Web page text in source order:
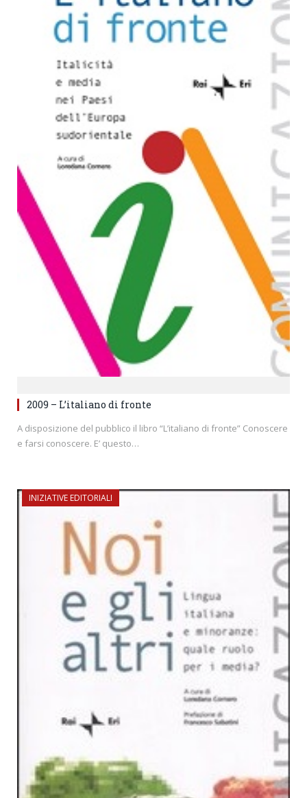
2009 – L’italiano di fronte
A disposizione del pubblico il libro “L’italiano di fronte” Conoscere
e farsi conoscere. E’ questo…
INIZIATIVE EDITORIALI